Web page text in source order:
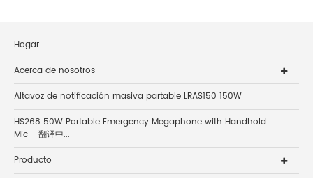
Hogar
Acerca de nosotros
Altavoz de notificación masiva partable LRAS150 150W
HS268 50W Portable Emergency Megaphone with Handhold
Mic - 翻译中...
Producto